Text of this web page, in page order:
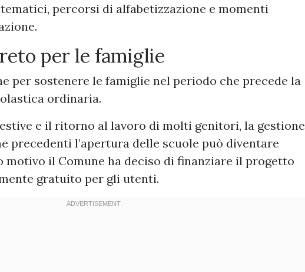
percorsi di alfabetizzazione e momenti
per le famiglie
per sostenere le famiglie nel periodo che precede la
ordinaria.
e il ritorno al lavoro di molti genitori, la gestione
precedenti l’apertura delle scuole può diventare
motivo il Comune ha deciso di finanziare il progetto
gratuito per gli utenti.